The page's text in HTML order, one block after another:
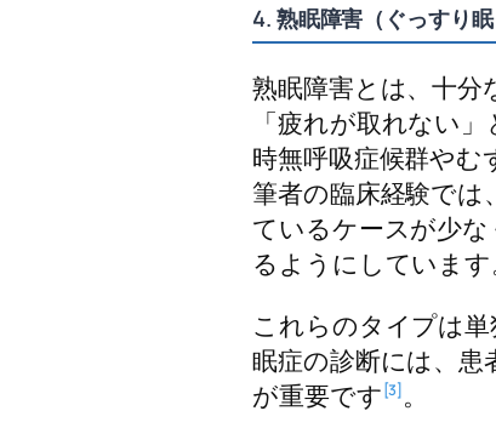
4. 熟眠障害（ぐっすり
熟眠障害とは、十分
「疲れが取れない
時無呼吸症候群や
筆者の臨床経験で
ているケースが少
るようにしています
これらのタイプは
眠症の診断には、患
が重要です[3]。